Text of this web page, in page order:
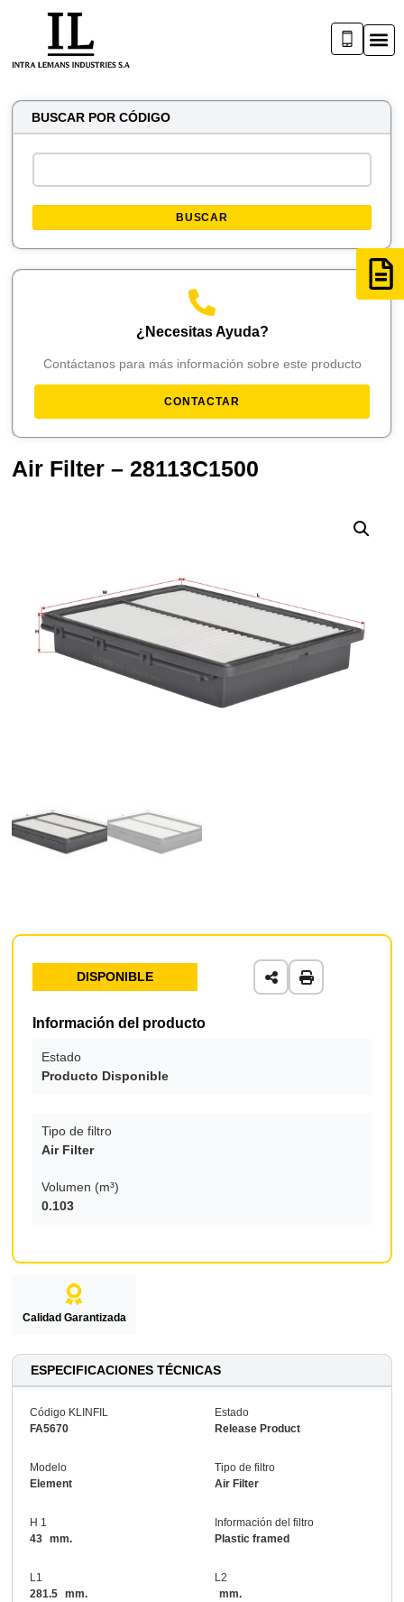
BUSCAR POR CÓDIGO
BUSCAR
¿Necesitas Ayuda?
Contáctanos para más información sobre este producto
CONTACTAR
Air Filter – 28113C1500
DISPONIBLE
Información del producto
Estado
Producto Disponible
Tipo de filtro
Air Filter
Volumen (m³)
0.103
Calidad Garantizada
ESPECIFICACIONES TÉCNICAS
Código KLINFIL
FA5670
Estado
Release Product
Modelo
Element
Tipo de filtro
Air Filter
H 1
43 mm.
Información del filtro
Plastic framed
L1
281.5 mm.
L2
mm.